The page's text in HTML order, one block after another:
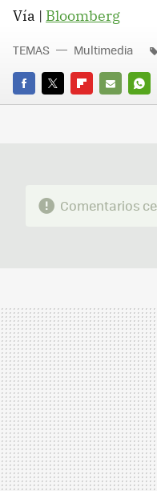
Vía | Bloomberg
FACEBOOK
TWITTERFLIPBOARD
E-
TEMAS Multimedia
Comentarios